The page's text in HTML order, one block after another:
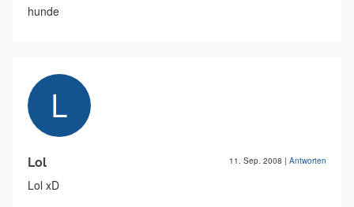
hunde
Lol 11. Sep. 2008 | Antworten
Lol xD